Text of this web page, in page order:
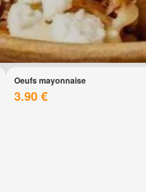
Oeufs mayonnaise
3.90 €